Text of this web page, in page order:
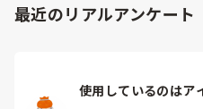
たんじゃないから辞めて当然
でにオムツ交換してって事な
最近のリアルアンケート
使用しているのはア